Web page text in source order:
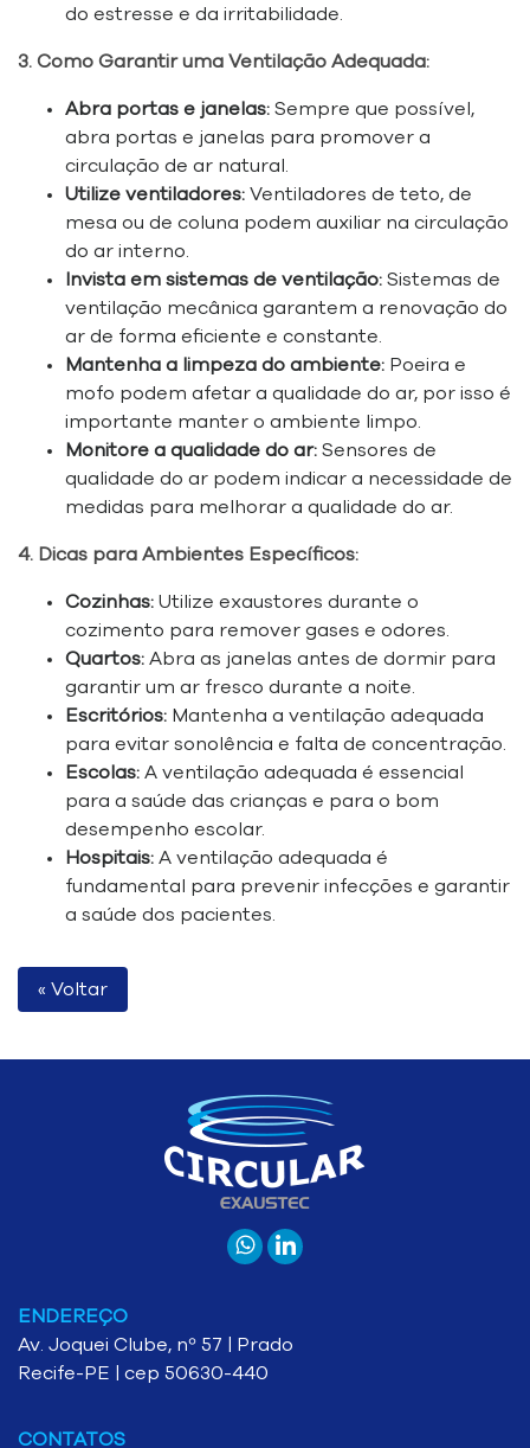
do estresse e da irritabilidade.
3. Como Garantir uma Ventilação Adequada:
Abra portas e janelas: Sempre que possível,
abra portas e janelas para promover a
circulação de ar natural.
Utilize ventiladores: Ventiladores de teto, de
mesa ou de coluna podem auxiliar na circulação
do ar interno.
Invista em sistemas de ventilação: Sistemas de
ventilação mecânica garantem a renovação do
ar de forma eficiente e constante.
Mantenha a limpeza do ambiente: Poeira e
mofo podem afetar a qualidade do ar, por isso é
importante manter o ambiente limpo.
Monitore a qualidade do ar: Sensores de
qualidade do ar podem indicar a necessidade de
medidas para melhorar a qualidade do ar.
4. Dicas para Ambientes Específicos:
Cozinhas: Utilize exaustores durante o
cozimento para remover gases e odores.
Quartos: Abra as janelas antes de dormir para
garantir um ar fresco durante a noite.
Escritórios: Mantenha a ventilação adequada
para evitar sonolência e falta de concentração.
Escolas: A ventilação adequada é essencial
para a saúde das crianças e para o bom
desempenho escolar.
Hospitais: A ventilação adequada é
fundamental para prevenir infecções e garantir
a saúde dos pacientes.
« Voltar
ENDEREÇO
Av. Joquei Clube, nº 57 | Prado
Recife-PE | cep 50630-440
CONTATOS